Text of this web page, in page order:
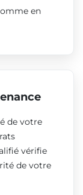
en
de votre
vérifie
de votre